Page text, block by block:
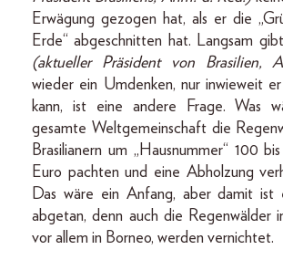
Erwägung gezogen hat, als er die
Erde“ abgeschnitten hat. Langsam
(aktueller Präsident von Brasilien,
wieder ein Umdenken, nur inwieweit er
kann, ist eine andere Frage. Was
gesamte Weltgemeinschaft die
Brasilianern um „Hausnummer“ 100
Euro pachten und eine Abholzung
Das wäre ein Anfang, aber damit ist
abgetan, denn auch die Regenwälder
vor allem in Borneo, werden vernichtet.